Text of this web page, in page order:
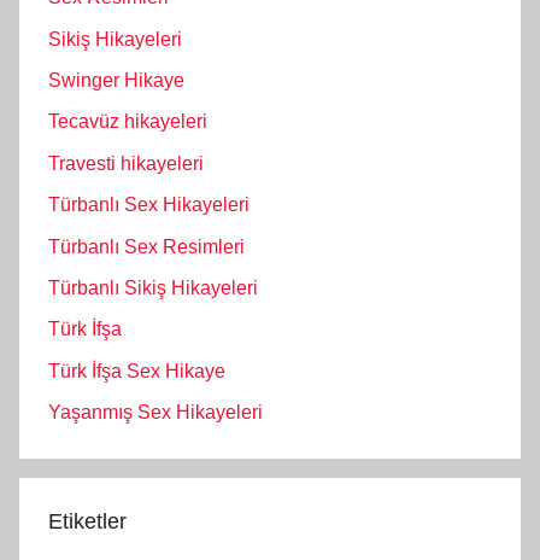
Sikiş Hikayeleri
Swinger Hikaye
Tecavüz hikayeleri
Travesti hikayeleri
Türbanlı Sex Hikayeleri
Türbanlı Sex Resimleri
Türbanlı Sikiş Hikayeleri
Türk İfşa
Türk İfşa Sex Hikaye
Yaşanmış Sex Hikayeleri
Etiketler